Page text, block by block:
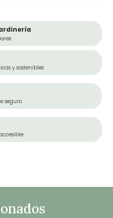
y sostenibles
seguro